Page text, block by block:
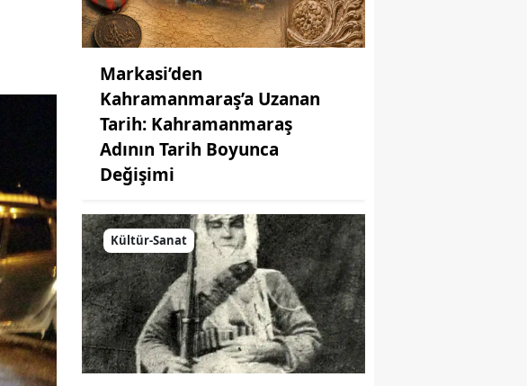
Markasi’den
Kahramanmaraş’a Uzanan
Tarih: Kahramanmaraş
Adının Tarih Boyunca
Değişimi
Kültür-Sanat